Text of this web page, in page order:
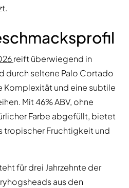
reift überwiegend in
durch seltene Palo Cortado
Komplexität und eine subtile
Mit 46% ABV, ohne
Farbe abgefüllt, bietet
tropischer Fruchtigkeit und
für drei Jahrzehnte der
aus den